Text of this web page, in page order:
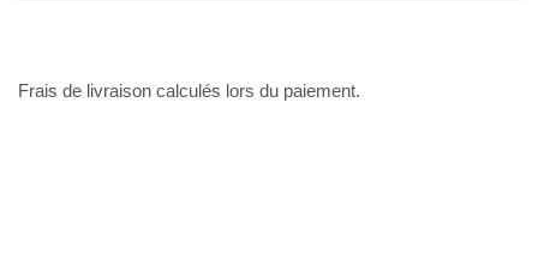
Frais de livraison calculés lors du paiement.